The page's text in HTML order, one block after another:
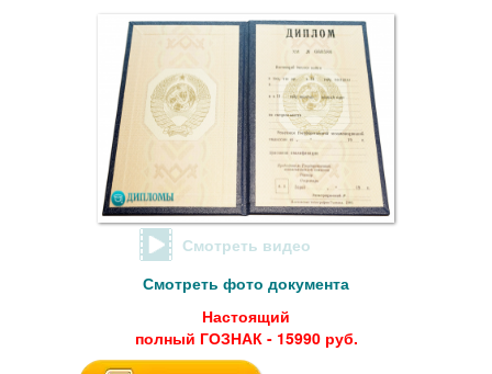
Смотреть видео
Смотреть фото документа
Настоящий
полный ГОЗНАК - 15990 руб.